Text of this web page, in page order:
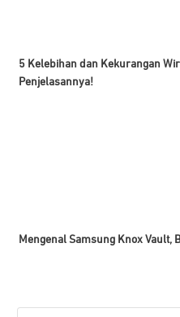
5 Kelebihan dan Kekurangan
Penjelasannya!
Mengenal Samsung Knox Vault,